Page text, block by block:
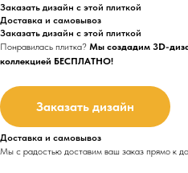
Заказать дизайн с этой плиткой
Доставка и самовывоз
Заказать дизайн с этой плиткой
Понравилась плитка? Мы создадим 3D-
коллекцией БЕСПЛАТНО!
Заказать дизайн
Доставка и самовывоз
Мы с радостью доставим ваш заказ прямо к